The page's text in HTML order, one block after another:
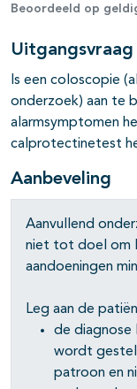
Beoordeeld op
Uitgangsvraag
Is een coloscopie
onderzoek) aan te
alarmsymptomen
calprotectinetest
Aanbeveling
Aanvullend
niet tot doel om
aandoeningen
Leg aan de
de diagnose
wordt
patroon en